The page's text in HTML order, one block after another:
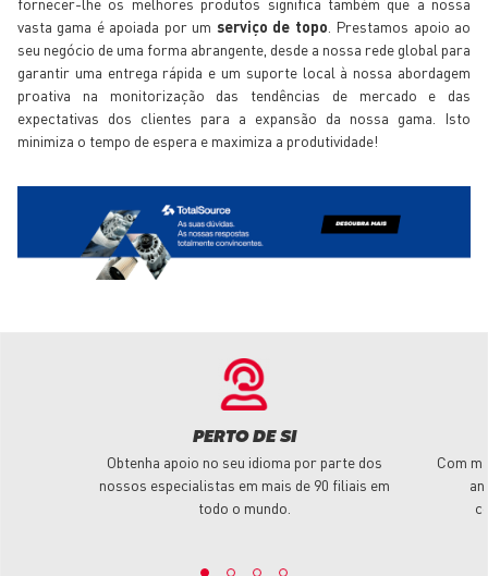
vasta gama é apoiada por um serviço de topo . Prestamos apoio ao
seu negócio de uma forma abrangente, desde a nossa rede global para
garantir uma entrega rápida e um suporte local à nossa abordagem
proativa na monitorização das tendências de mercado e das
expectativas dos clientes para a expansão da nossa gama. Isto
minimiza o tempo de espera e maximiza a produtividade!
PERTO DE SI
Obtenha apoio no seu idioma por parte dos
nossos especialistas em mais de 90 filiais em
todo o mundo.
Com